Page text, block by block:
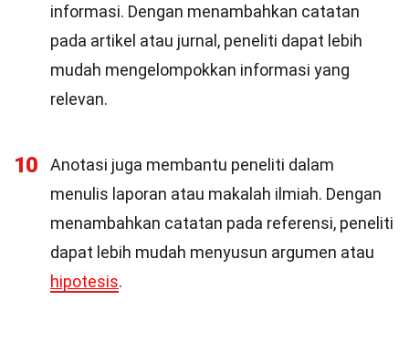
informasi. Dengan menambahkan catatan
pada artikel atau jurnal, peneliti dapat lebih
mudah mengelompokkan informasi yang
relevan.
10
Anotasi juga membantu peneliti dalam
menulis laporan atau makalah ilmiah. Dengan
menambahkan catatan pada referensi, peneliti
dapat lebih mudah menyusun argumen atau
hipotesis.